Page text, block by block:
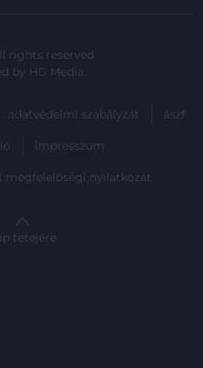
rights reserved.
by HG Media.
adatvédelmi szabályzat ászf
impresszum
megfelelőségi nyilatkozat
tetejére